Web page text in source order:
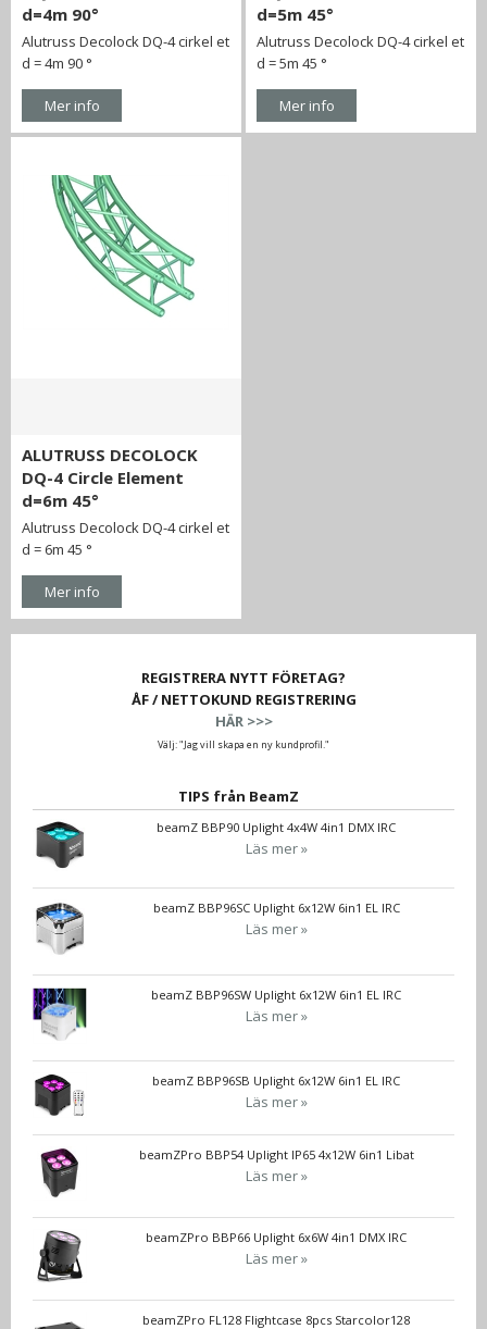
d=4m 90°
Alutruss Decolock DQ-4 cirkel et
d = 4m 90 °
Mer info
d=5m 45°
Alutruss Decolock DQ-4 cirkel et
d = 5m 45 °
Mer info
ALUTRUSS DECOLOCK
DQ-4 Circle Element
d=6m 45°
Alutruss Decolock DQ-4 cirkel et
d = 6m 45 °
Mer info
REGISTRERA NYTT FÖRETAG?
ÅF / NETTOKUND REGISTRERING
HÄR >>>
Välj: "Jag vill skapa en ny kundprofil."
TIPS från BeamZ
beamZ BBP90 Uplight 4x4W 4in1 DMX IRC
Läs mer »
beamZ BBP96SC Uplight 6x12W 6in1 EL IRC
Läs mer »
beamZ BBP96SW Uplight 6x12W 6in1 EL IRC
Läs mer »
beamZ BBP96SB Uplight 6x12W 6in1 EL IRC
Läs mer »
beamZPro BBP54 Uplight IP65 4x12W 6in1 Libat
Läs mer »
beamZPro BBP66 Uplight 6x6W 4in1 DMX IRC
Läs mer »
beamZPro FL128 Flightcase 8pcs Starcolor128